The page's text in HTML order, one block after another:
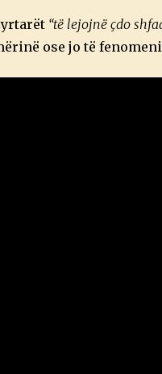
“të lejojnë çdo
ose jo të